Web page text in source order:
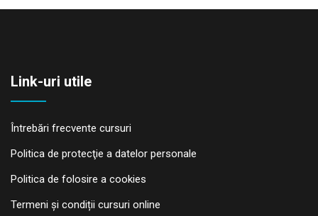
Link-uri utile
Întrebări frecvente cursuri
Politica de protecţie a datelor personale
Politica de folosire a cookies
Termeni și condiții cursuri online